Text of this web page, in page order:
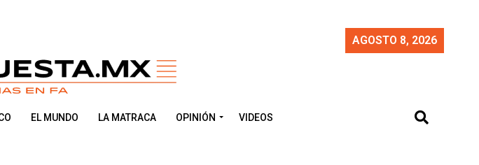
AGOSTO 8, 2026
EL MUNDO LA MATRACA OPINIÓN VIDEOS